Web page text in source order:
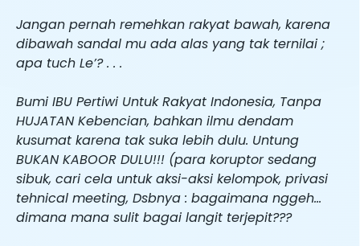
Jangan pernah remehkan rakyat bawah, karena
dibawah sandal mu ada alas yang tak ternilai ;
apa tuch Le’? . . .
Bumi IBU Pertiwi Untuk Rakyat Indonesia, Tanpa
HUJATAN Kebencian, bahkan ilmu dendam
kusumat karena tak suka lebih dulu. Untung
BUKAN KABOOR DULU!!! (para koruptor sedang
sibuk, cari cela untuk aksi-aksi kelompok, privasi
tehnical meeting, Dsbnya : bagaimana nggeh…
dimana mana sulit bagai langit terjepit???